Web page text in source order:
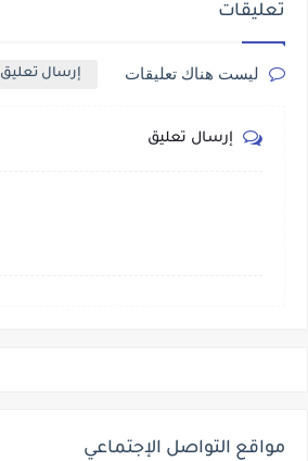
تعليقات
ليست هناك تعليقات إرسال تعليق
إرسال تعليق
مواقع التواصل الإجتماعي